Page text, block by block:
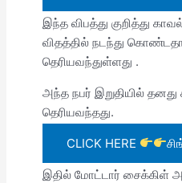
இந்த விபத்து குறித்து
விதத்தில் நடந்து
தெரியவந்துள்ளது .
அந்த நபர் இறுதியில் தனது
தெரியவந்தது.
CLICK HERE
இதில் மோட்டார் சைக்கிள்